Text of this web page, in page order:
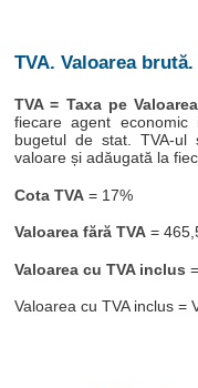
TVA. Valoarea
TVA = Taxa pe
fiecare agent
bugetul de stat. TVA-
valoare și adăugată la
Cota TVA = 17%
Valoarea fără TVA =
Valoarea cu TVA inclus
Valoarea cu TVA inclus =